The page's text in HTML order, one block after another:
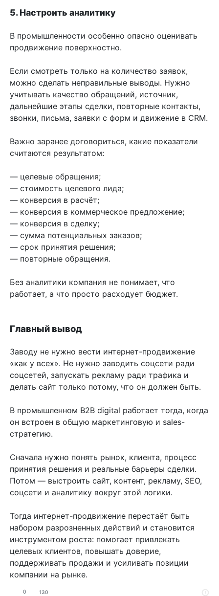
5. Настроить аналитику
В промышленности особенно опасно оценивать
продвижение поверхностно.
Если смотреть только на количество заявок,
можно сделать неправильные выводы. Нужно
учитывать качество обращений, источник,
дальнейшие этапы сделки, повторные контакты,
звонки, письма, заявки с форм и движение в CRM.
Важно заранее договориться, какие показатели
считаются результатом:
— целевые обращения;
— стоимость целевого лида;
— конверсия в расчёт;
— конверсия в коммерческое предложение;
— конверсия в сделку;
— сумма потенциальных заказов;
— срок принятия решения;
— повторные обращения.
Без аналитики компания не понимает, что
работает, а что просто расходует бюджет.
Главный вывод
Заводу не нужно вести интернет-продвижение
«как у всех». Не нужно заводить соцсети ради
соцсетей, запускать рекламу ради трафика и
делать сайт только потому, что он должен быть.
В промышленном B2B digital работает тогда, когда
он встроен в общую маркетинговую и sales-
стратегию.
Сначала нужно понять рынок, клиента, процесс
принятия решения и реальные барьеры сделки.
Потом — выстроить сайт, контент, рекламу, SEO,
соцсети и аналитику вокруг этой логики.
Тогда интернет-продвижение перестаёт быть
набором разрозненных действий и становится
инструментом роста: помогает привлекать
целевых клиентов, повышать доверие,
поддерживать продажи и усиливать позиции
компании на рынке.
0 130